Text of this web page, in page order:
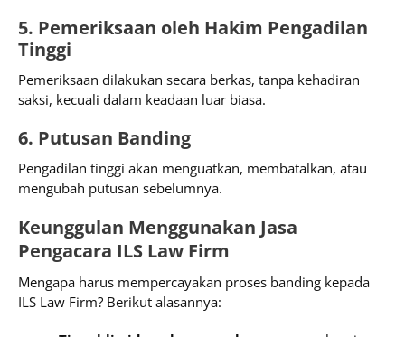
5. Pemeriksaan oleh Hakim Pengadilan
Tinggi
Pemeriksaan dilakukan secara berkas, tanpa kehadiran
saksi, kecuali dalam keadaan luar biasa.
6. Putusan Banding
Pengadilan tinggi akan menguatkan, membatalkan, atau
mengubah putusan sebelumnya.
Keunggulan Menggunakan Jasa
Pengacara ILS Law Firm
Mengapa harus mempercayakan proses banding kepada
ILS Law Firm? Berikut alasannya: